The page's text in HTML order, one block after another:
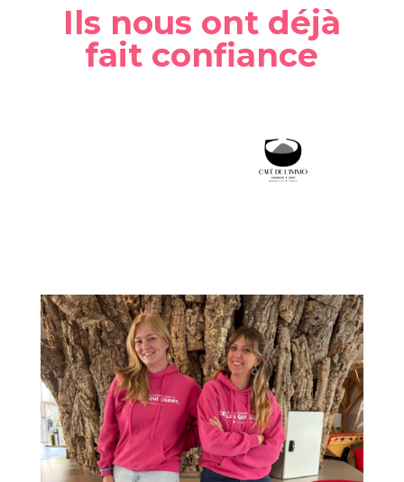
Ils nous ont déjà
fait confiance